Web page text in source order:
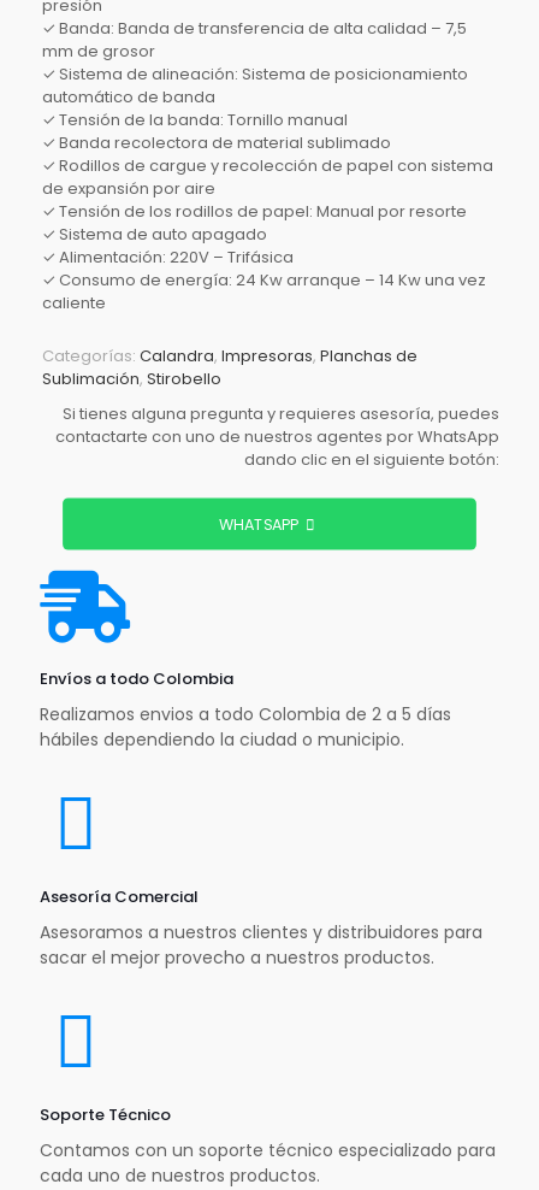
presión
✓ Banda: Banda de transferencia de alta calidad – 7,5
mm de grosor
✓ Sistema de alineación: Sistema de posicionamiento
automático de banda
✓ Tensión de la banda: Tornillo manual
✓ Banda recolectora de material sublimado
✓ Rodillos de cargue y recolección de papel con sistema
de expansión por aire
✓ Tensión de los rodillos de papel: Manual por resorte
✓ Sistema de auto apagado
✓ Alimentación: 220V – Trifásica
✓ Consumo de energía: 24 Kw arranque – 14 Kw una vez
caliente
Categorías: Calandra, Impresoras, Planchas de
Sublimación, Stirobello
Si tienes alguna pregunta y requieres asesoría, puedes
contactarte con uno de nuestros agentes por WhatsApp
dando clic en el siguiente botón:
WHATSAPP
Envíos a todo Colombia
Realizamos envios a todo Colombia de 2 a 5 días
hábiles dependiendo la ciudad o municipio.
Asesoría Comercial
Asesoramos a nuestros clientes y distribuidores para
sacar el mejor provecho a nuestros productos.
Soporte Técnico
Contamos con un soporte técnico especializado para
cada uno de nuestros productos.